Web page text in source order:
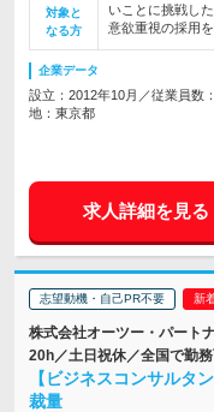
対象と
なる方
いことに挑戦し
意欲重視の採用
企業データ
設立：2012年10月／従業員数
地：東京都
求人詳細を見る
志望動機・自己PR不要
株式会社オーツー・パート
20h／土日祝休／全国で勤
【ビジネスコンサルタ
裁量